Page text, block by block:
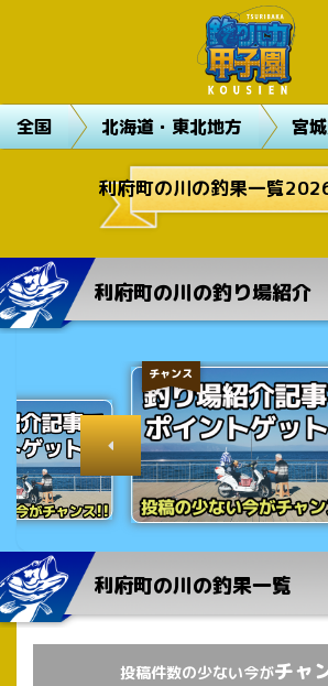
全国 北海道・東北地方 宮
利府町の川の釣果一覧
利府町の川の釣り場紹介
チャンス
利府町の川の釣果一覧
投稿件数の少ない今がチャ